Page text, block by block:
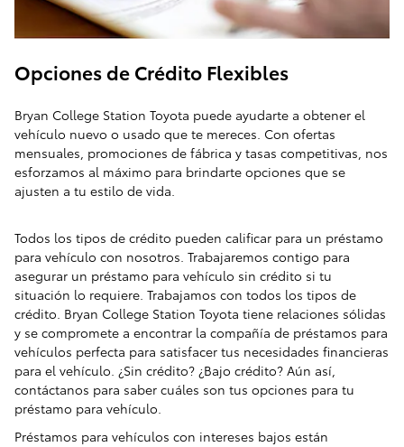
Opciones de Crédito Flexibles
Bryan College Station Toyota puede ayudarte a obtener el
vehículo nuevo o usado que te mereces. Con ofertas
mensuales, promociones de fábrica y tasas competitivas, nos
esforzamos al máximo para brindarte opciones que se
ajusten a tu estilo de vida.
Todos los tipos de crédito pueden calificar para un préstamo
para vehículo con nosotros. Trabajaremos contigo para
asegurar un préstamo para vehículo sin crédito si tu
situación lo requiere. Trabajamos con todos los tipos de
crédito. Bryan College Station Toyota tiene relaciones sólidas
y se compromete a encontrar la compañía de préstamos para
vehículos perfecta para satisfacer tus necesidades financieras
para el vehículo. ¿Sin crédito? ¿Bajo crédito? Aún así,
contáctanos para saber cuáles son tus opciones para tu
préstamo para vehículo.
Préstamos para vehículos con intereses bajos están